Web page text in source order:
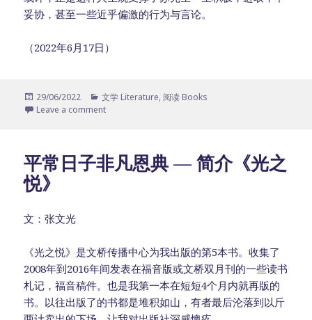
妥协，甚至一些近乎偏激的行为与言论。
（2022年6月17日）
Posted
on
29/06/2022 Categories
文学 Literature, 阅读 Books
Leave a comment
平常日子非凡恩典 — 简介《光之
悦》
文：张文光
《光之悦》是文桥传播中心为我出版的第5本书。收集了
2008年到2016年间发表在福音版或文桥双月刊的一些读书
札记，福音稿件。也是我第一本在短短4个月内就再版的
书。以往出版了的书都是堆积如山，有者最后沦落到以斤